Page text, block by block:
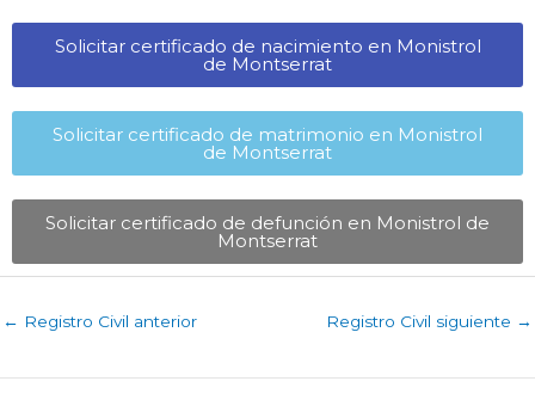
Solicitar certificado de nacimiento en Monistrol
de Montserrat​
Solicitar certificado de matrimonio en Monistrol
de Montserrat​
Solicitar certificado de defunción en Monistrol de
Montserrat​
← Registro Civil anterior Registro Civil siguiente →